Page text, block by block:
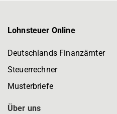
Lohnsteuer Online
Deutschlands Finanzämter
Steuerrechner
Musterbriefe
Über uns